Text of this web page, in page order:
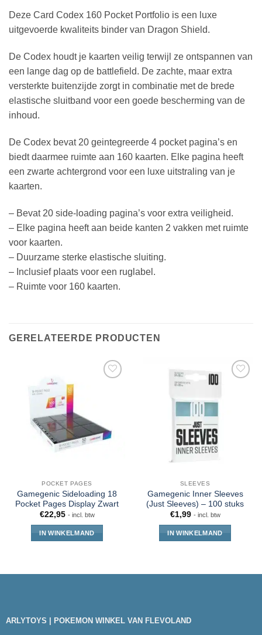
Deze Card Codex 160 Pocket Portfolio is een luxe
uitgevoerde kwaliteits binder van Dragon Shield.
De Codex houdt je kaarten veilig terwijl ze ontspannen van
een lange dag op de battlefield. De zachte, maar extra
versterkte buitenzijde zorgt in combinatie met de brede
elastische sluitband voor een goede bescherming van de
inhoud.
De Codex bevat 20 geintegreerde 4 pocket pagina’s en
biedt daarmee ruimte aan 160 kaarten. Elke pagina heeft
een zwarte achtergrond voor een luxe uitstraling van je
kaarten.
– Bevat 20 side-loading pagina’s voor extra veiligheid.
– Elke pagina heeft aan beide kanten 2 vakken met ruimte
voor kaarten.
– Duurzame sterke elastische sluiting.
– Inclusief plaats voor een ruglabel.
– Ruimte voor 160 kaarten.
GERELATEERDE PRODUCTEN
POCKET PAGES
Gamegenic Sideloading 18
Pocket Pages Display Zwart
€22,95 - incl. btw
IN WINKELMAND
SLEEVES
Gamegenic Inner Sleeves
(Just Sleeves) – 100 stuks
€1,99 - incl. btw
IN WINKELMAND
ARLYTOYS | POKEMON WINKEL VAN FLEVOLAND